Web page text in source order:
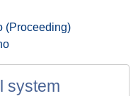
(Proceeding)
system